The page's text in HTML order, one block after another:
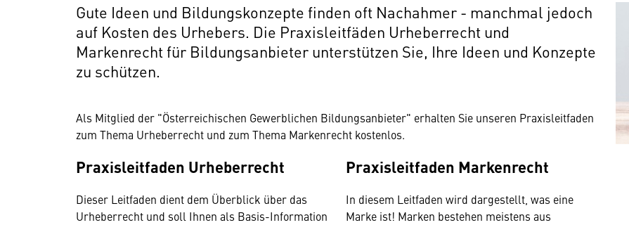
Gute Ideen und Bildungskonzepte finden oft Nachahmer - manchmal jedoch
auf Kosten des Urhebers. Die Praxisleitfäden Urheberrecht und
Markenrecht für Bildungsanbieter unterstützen Sie, Ihre Ideen und Konzepte
zu schützen.
Als Mitglied der "Österreichischen Gewerblichen Bildungsanbieter" erhalten Sie unseren Praxisleitfaden
zum Thema Urheberrecht und zum Thema Markenrecht kostenlos.
Praxisleitfaden Urheberrecht
Dieser Leitfaden dient dem Überblick über das
Urheberrecht und soll Ihnen als Basis-Information
Praxisleitfaden Markenrecht
In diesem Leitfaden wird dargestellt, was eine
Marke ist! Marken bestehen meistens aus